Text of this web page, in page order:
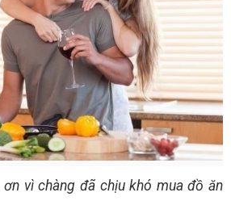
vì chàng đã chịu khó mua đồ ăn